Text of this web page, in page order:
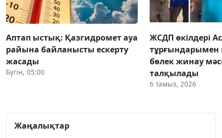
Аптап ыстық: Қазгидромет ауа
райына байланысты ескерту
жасады
Бүгін, 05:00
ЖСДП өкілдері
бөлек жинау
талқылады
6 тамыз, 2026
Жаңалықтар